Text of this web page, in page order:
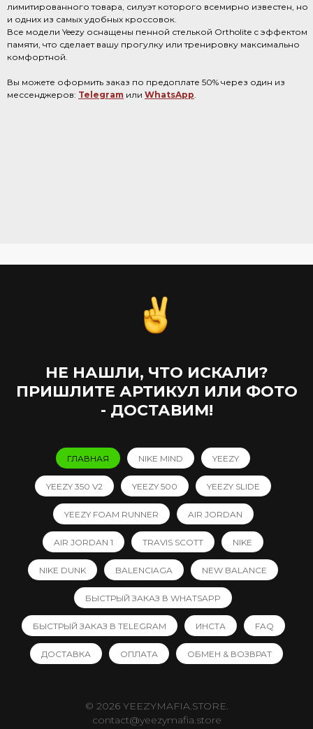
лимитированного товара, силуэт которого всемирно известен, но
и одних из самых удобных кроссовок.
Все модели Yeezy оснащены пенной стелькой Ortholite с эффектом
памяти, что сделает вашу прогулку или тренировку максимально
комфортной.
Вы можете оформить заказ по предоплате 50% через один из
мессенджеров: Telegram или WhatsApp
НЕ НАШЛИ, ЧТО ИСКАЛИ?
ПРИШЛИТЕ АРТИКУЛ ИЛИ ФОТО
- ДОСТАВИМ!
ГЛАВНАЯ NIKE MIND YEEZY
YEEZY 350 V2 YEEZY 500 YEEZY SLIDE
YEEZY FOAM RUNNER AIR JORDAN
AIR JORDAN 1 TRAVIS SCOTT NIKE
NIKE DUNK BALENCIAGA NEW BALANCE
БЫСТРЫЙ ЗАКАЗ В WHATSAPP
БЫСТРЫЙ ЗАКАЗ В TELEGRAM ИНСТА FAQ
ДОСТАВКА ОПЛАТА ОБМЕН & ВОЗВРАТ
© 2026 YEEZYMAFIA.STORE.
contact@yeezymafia.store